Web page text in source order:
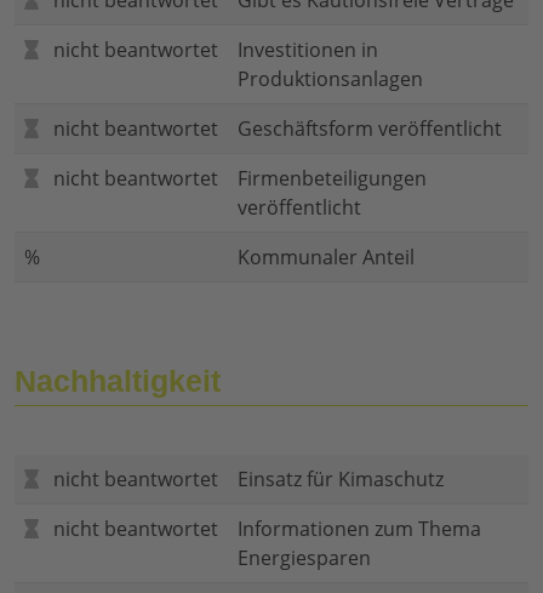
nicht beantwortet
Investitionen in
Produktionsanlagen
nicht beantwortet
Geschäftsform veröffentlicht
nicht beantwortet
Firmenbeteiligungen
veröffentlicht
%
Kommunaler Anteil
Nachhaltigkeit
nicht beantwortet
Einsatz für Kimaschutz
nicht beantwortet
Informationen zum Thema
Energiesparen